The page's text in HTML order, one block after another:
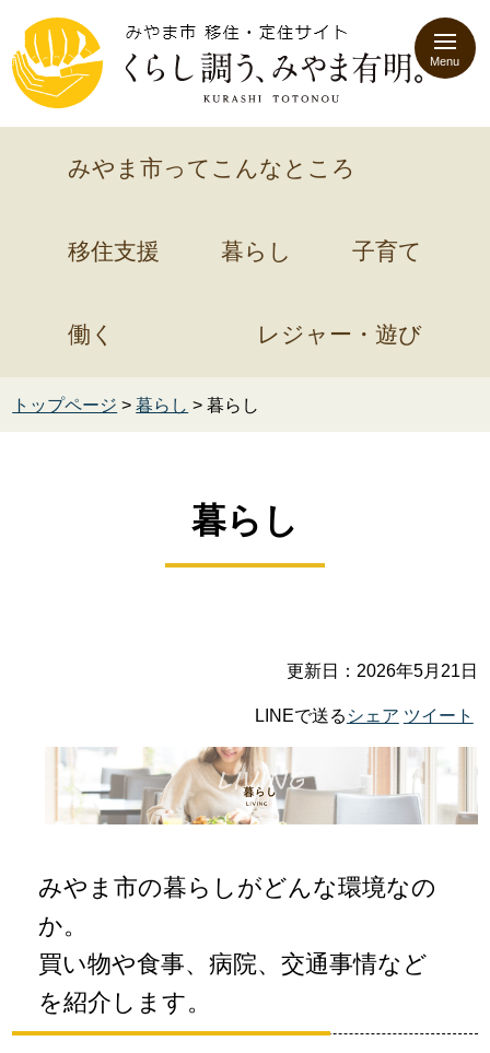
Menu
みやま市ってこんなところ
移住支援 暮らし 子育て
働く レジャー・遊び
トップページ >暮らし > 暮らし
暮らし
更新日：2026年5月21日
LINEで送る シェア ツイート
みやま市の暮らしがどんな環境なの
か。
買い物や食事、病院、交通事情など
を紹介します。